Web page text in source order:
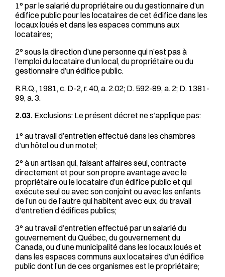
1° par le salarié du propriétaire ou du gestionnaire d’un
édifice public pour les locataires de cet édifice dans les
locaux loués et dans les espaces communs aux
locataires;
2° sous la direction d’une personne qui n’est pas à
l’emploi du locataire d’un local, du propriétaire ou du
gestionnaire d’un édifice public.
R.R.Q., 1981, c. D-2, r. 40, a. 2.02; D. 592-89, a. 2; D. 1381-
99, a. 3.
2.03. Exclusions: Le présent décret ne s’applique pas:
1° au travail d’entretien effectué dans les chambres
d’un hôtel ou d’un motel;
2° à un artisan qui, faisant affaires seul, contracte
directement et pour son propre avantage avec le
propriétaire ou le locataire d’un édifice public et qui
exécute seul ou avec son conjoint ou avec les enfants
de l’un ou de l’autre qui habitent avec eux, du travail
d’entretien d’édifices publics;
3° au travail d’entretien effectué par un salarié du
gouvernement du Québec, du gouvernement du
Canada, ou d’une municipalité dans les locaux loués et
dans les espaces communs aux locataires d’un édifice
public dont l’un de ces organismes est le propriétaire;